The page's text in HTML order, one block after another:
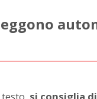
si consiglia